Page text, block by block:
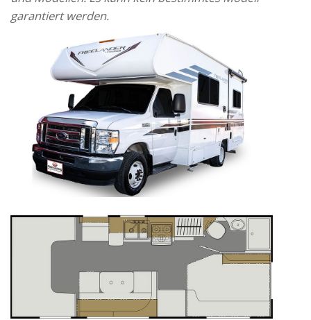
garantiert werden.